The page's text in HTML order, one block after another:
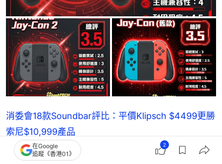
消委會18款Soundbar評比：平價Klipsch $4499更勝
索尼$10,999產品
在Google
追蹤《香港01》
2